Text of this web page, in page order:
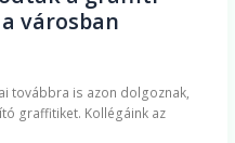
városban
továbbra is azon dolgoznak,
graffitiket. Kollégáink az